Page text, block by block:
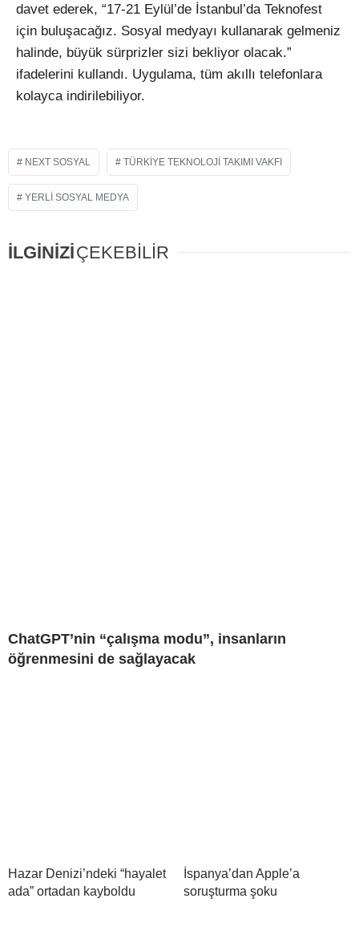
davet ederek, “17-21 Eylül’de İstanbul’da Teknofest
için buluşacağız. Sosyal medyayı kullanarak gelmeniz
halinde, büyük sürprizler sizi bekliyor olacak.”
ifadelerini kullandı. Uygulama, tüm akıllı telefonlara
kolayca indirilebiliyor.
NEXT SOSYAL TÜRKIYE TEKNOLOJI TAKIMI VAKFI
YERLI SOSYAL MEDYA
İLGİNİZİÇEKEBİLİR
ChatGPT’nin “çalışma modu”, insanların
öğrenmesini de sağlayacak
Hazar Denizi’ndeki “hayalet
ada” ortadan kayboldu
İspanya’dan Apple’a
soruşturma şoku